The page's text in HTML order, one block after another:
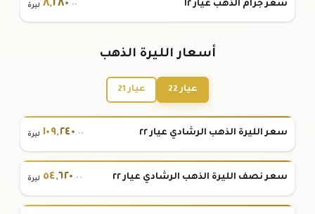
سعر جرام الذهب عيار ١٢ ٨,٢٨٠.٠٠ ليرة
أسعار الليرة الذهب
عيار 22 عيار 21
سعر الليرة الذهب الرشادي عيار ٢٢ ١٠٩,٢٤٠.٠٠ ليرة
سعر نصف الليرة الذهب الرشادي عيار ٢٢ ٥٤,٦٢٠ .٠٠ ليرة